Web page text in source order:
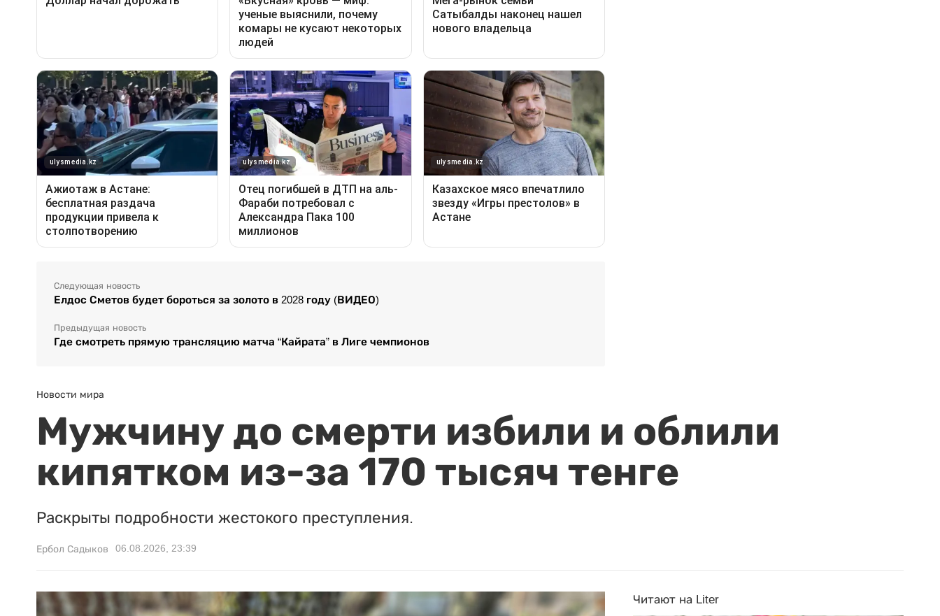
Следующая новость
Елдос Сметов будет бороться за золото в 2028 году (ВИДЕО)
Предыдущая новость
Где смотреть прямую трансляцию матча “Кайрата” в Лиге чемпионов
Новости мира
Мужчину до смерти избили и облили
кипятком из-за 170 тысяч тенге
Раскрыты подробности жестокого преступления.
Ербол Садыков 06.08.2026, 23:39
Читают на Liter